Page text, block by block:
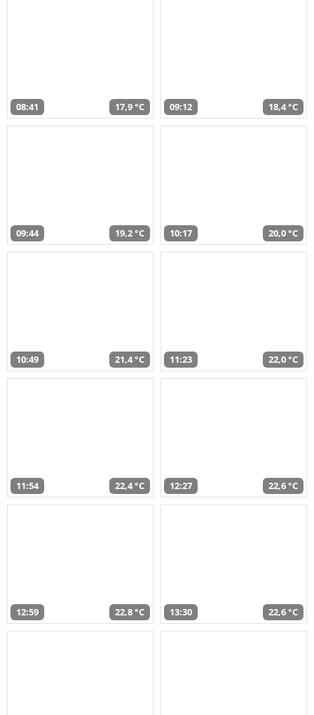
08:41 17,9 °C 09:12 18,4 °C
09:44 19,2 °C 10:17 20,0 °C
10:49 21,4 °C 11:23 22,0 °C
11:54 22,4 °C 12:27 22,6 °C
12:59 22,8 °C 13:30 22,6 °C